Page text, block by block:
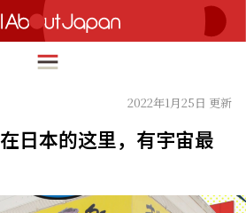
简体中文
2022年1月25日 更新
日本的这里，有宇宙最